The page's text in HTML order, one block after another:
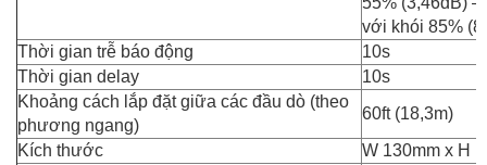
với khói 85%
Thời gian trễ báo động
10s
Thời gian delay
10s
Khoảng cách lắp đặt giữa các đầu dò (theo
phương ngang)
60ft (18,3m)
Kích thước
W 130mm x H